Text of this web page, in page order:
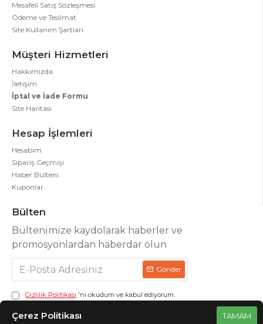
Mesafeli Satış Sözleşmesi
Ödeme ve Teslimat
Site Kullanım Şartları
Müşteri Hizmetleri
Hakkımızda
İletişim
İptal ve İade Formu
Site Haritası
Hesap İşlemleri
Hesabım
Sipariş Geçmişi
Haber Bülteni
Kuponlar
Bülten
Bültenimize kaydolarak haberler ve
promosyonlardan haberdar olun
Gönder
Gizlilik Politikası 'ni okudum ve kabul ediyorum.
TAMAM
Çerez Politikası